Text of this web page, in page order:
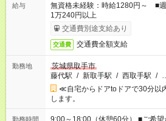
給与
無資格未経験：時給1280円～ ■
1万240円以上
交通費別途支給あり
交通費 交通費全額支給
勤務地
茨城県取手市
藤代駅 / 新取手駅 / 西取手駅 /
≪自宅からドアtoドアで30分以
します。
勤務時間
9:00～18:00（休憩60分） ■ご希望があれば下記シフトもOK！